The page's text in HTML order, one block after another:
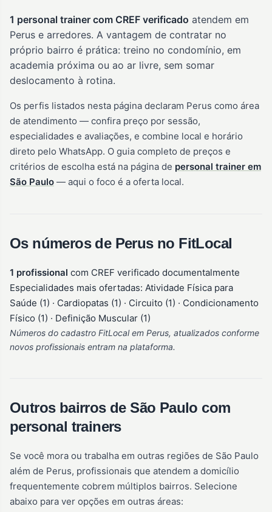
1 personal trainer com CREF verificado atendem em
Perus e arredores. A vantagem de contratar no
próprio bairro é prática: treino no condomínio, em
academia próxima ou ao ar livre, sem somar
deslocamento à rotina.
Os perfis listados nesta página declaram Perus como área
de atendimento — confira preço por sessão,
especialidades e avaliações, e combine local e horário
direto pelo WhatsApp. O guia completo de preços e
critérios de escolha está na página de personal trainer em
São Paulo — aqui o foco é a oferta local.
Os números de Perus no FitLocal
1 profissional com CREF verificado documentalmente
Especialidades mais ofertadas: Atividade Física para
Saúde (1) · Cardiopatas (1) · Circuito (1) · Condicionamento
Físico (1) · Definição Muscular (1)
Números do cadastro FitLocal em Perus, atualizados conforme
novos profissionais entram na plataforma.
Outros bairros de São Paulo com
personal trainers
Se você mora ou trabalha em outras regiões de São Paulo
além de Perus, profissionais que atendem a domicílio
frequentemente cobrem múltiplos bairros. Selecione
abaixo para ver opções em outras áreas: